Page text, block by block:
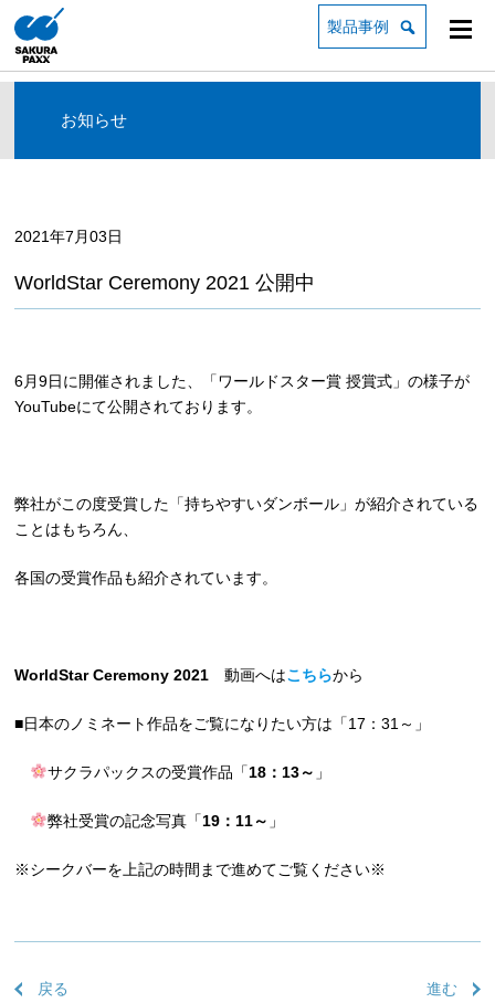
製品事例
お知らせ
2021年7月03日
WorldStar Ceremony 2021 公開中
6月9日に開催されました、「ワールドスター賞 授賞式」の様子が
YouTubeにて公開されております。
弊社がこの度受賞した「持ちやすいダンボール」が紹介されている
ことはもちろん、
各国の受賞作品も紹介されています。
WorldStar Ceremony 2021 動画へはこちらから
■日本のノミネート作品をご覧になりたい方は「17：31～」
サクラパックスの受賞作品「18：13～ 」
弊社受賞の記念写真「19：11～ 」
※シークバーを上記の時間まで進めてご覧ください※
戻る 進む